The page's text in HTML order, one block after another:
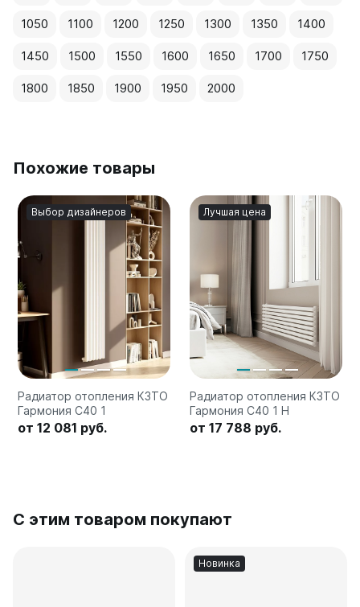
1050 1100 1200 1250 1300 1350 1400
1450 1500 1550 1600 1650 1700 1750
1800 1850 1900 1950 2000
Похожие товары
Выбор дизайнеров
Радиатор отопления КЗТО
Гармония С40 1
от 12 081 руб.
Лучшая цена
Радиатор отопления КЗТО
Гармония С40 1 H
от 17 788 руб.
С этим товаром покупают
Новинка